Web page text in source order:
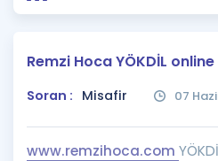
Puan Hesaplama
Rehberlik Aracı
ÖSYM Sınav Takvimi
Hakkımızda
Remzi Hoca YÖKDİL
Soran : Misafir 07
www.remzihoca.com